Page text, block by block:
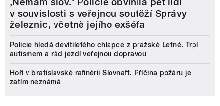
v souvislosti s veřejnou soutěží Správy
železnic, včetně jejího exšéfa
Policie hledá devítiletého chlapce z pražské Letné. Trpí
autismem a rád jezdí veřejnou dopravou
Hoří v bratislavské rafinérii Slovnaft. Příčina požáru je
zatím neznámá